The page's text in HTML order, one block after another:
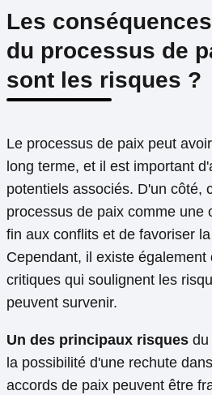
Les
du processus de
sont les risques ?
Le processus de paix peut
long terme, et il est important
potentiels associés. D'un côté,
processus de paix comme une
fin aux conflits et de favoriser
Cependant, il existe
critiques qui soulignent les
peuvent survenir.
Un des principaux risques du
la possibilité d'une rechute
accords de paix peuvent être